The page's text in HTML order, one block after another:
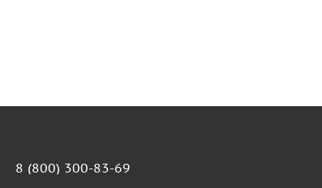
8 (800) 300-83-69